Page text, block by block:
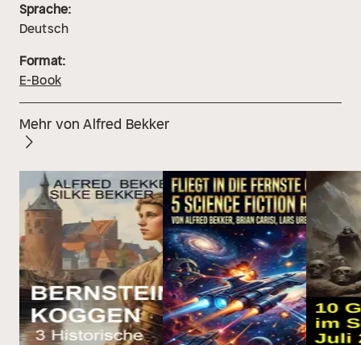
Sprache:
Deutsch
Format:
E-Book
Mehr von Alfred Bekker